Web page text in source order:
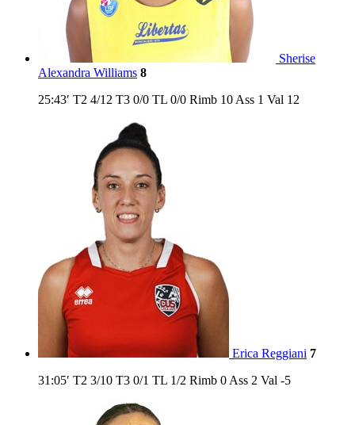
Sherise
Alexandra Williams 8
25:43′ T2 4/12 T3 0/0 TL 0/0 Rimb 10 Ass 1 Val 12
Erica Reggiani 7
31:05′ T2 3/10 T3 0/1 TL 1/2 Rimb 0 Ass 2 Val -5